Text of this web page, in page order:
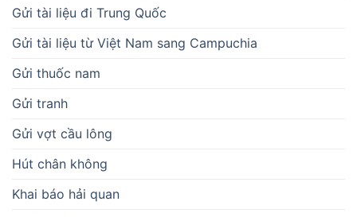
Gửi tài liệu đi Trung Quốc
Gửi tài liệu từ Việt Nam sang Campuchia
Gửi thuốc nam
Gửi tranh
Gửi vợt cầu lông
Hút chân không
Khai báo hải quan